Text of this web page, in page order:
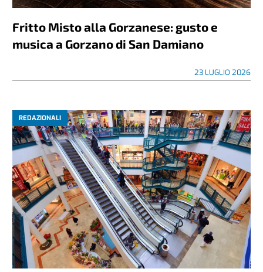
Fritto Misto alla Gorzanese: gusto e
musica a Gorzano di San Damiano
23 LUGLIO 2026
REDAZIONALI